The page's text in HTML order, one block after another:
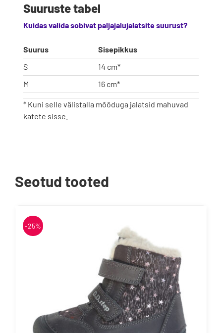
Suuruste tabel
Kuidas valida sobivat paljajalujalatsite suurust?
Suurus
Sisepikkus
S
14 cm*
M
16 cm*
* Kuni selle välistalla mõõduga jalatsid mahuvad
katete sisse.
Seotud tooted
-25%